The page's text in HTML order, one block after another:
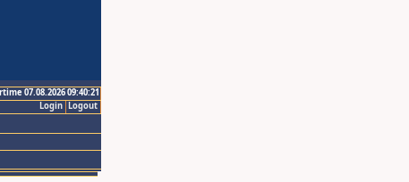
07.08.2026 09:40:21
Logout
Login